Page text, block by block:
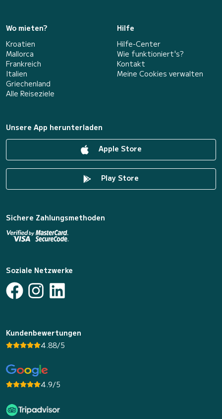
Wo mieten?
Kroatien
Mallorca
Frankreich
Italien
Griechenland
Alle Reiseziele
Hilfe
Hilfe-Center
Wie funktioniert's?
Kontakt
Meine Cookies verwalten
Unsere App herunterladen
Apple Store
Play Store
Sichere Zahlungsmethoden
Soziale Netzwerke
Kundenbewertungen
4.88/5
4.9/5